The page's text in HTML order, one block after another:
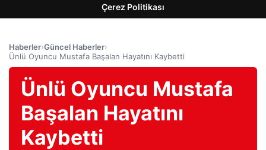
Çerez Politikası
Haberler›Güncel Haberler›
Ünlü Oyuncu Mustafa Başalan Hayatını Kaybetti
Ünlü Oyuncu Mustafa
Başalan Hayatını
Kaybetti